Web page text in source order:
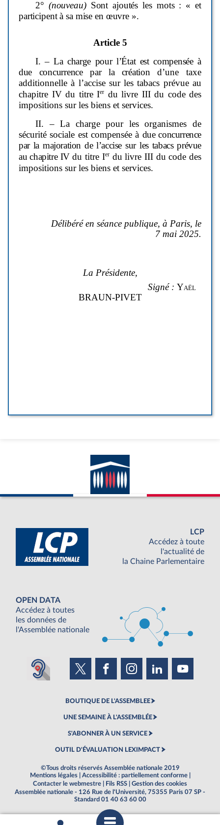
LCP
Accédez à toute
l'actualité de
la Chaine Parlementaire
OPEN DATA
Accédez à toutes
les données de
l'Assemblée nationale
BOUTIQUE DE L'ASSEMBLEE
UNE SEMAINE À L'ASSEMBLÉE
S'ABONNER À UN SERVICE
OUTIL D'ÉVALUATION LEXIMPACT
©Tous droits réservés Assemblée nationale 2019
Mentions légales
Accessibilité : partiellement conforme
Contacter le webmestre
Fils RSS
Gestion des cookies
Assemblée nationale - 126 Rue de l'Université, 75355 Paris 07 SP -
Standard 01 40 63 60 00